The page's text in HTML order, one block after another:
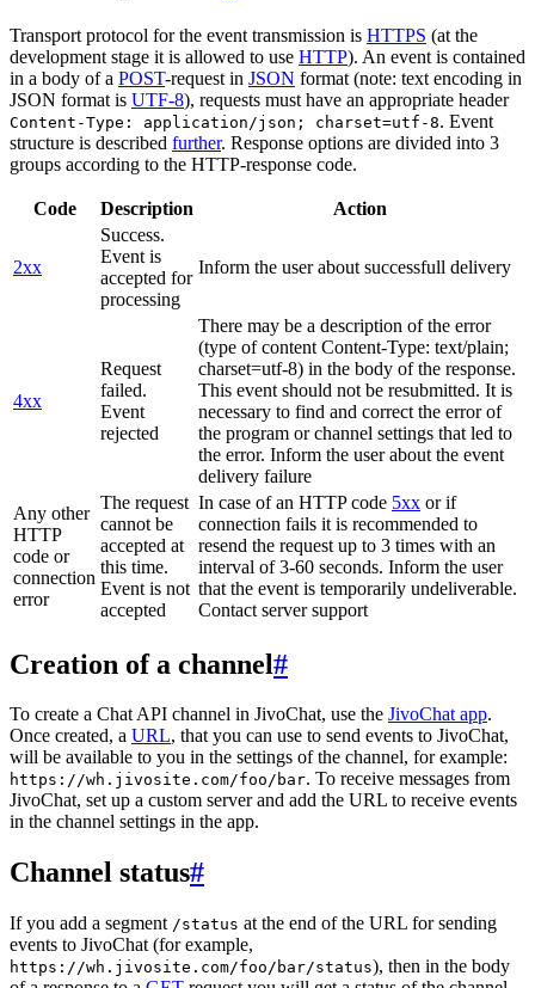
Transport protocol for the event transmission is HTTPS (at the
development stage it is allowed to use HTTP). An event is contained
in a body of a POST-request in JSON format (note: text encoding in
JSON format is UTF-8), requests must have an appropriate header
Content-Type: application/json; charset=utf-8. Event
structure is described further. Response options are divided into 3
groups according to the HTTP-response code.
Code Description Action
2xx
Success.
Event is
accepted for
processing
Inform the user about successfull delivery
4xx
Request
failed.
Event
rejected
There may be a description of the error
(type of content Content-Type: text/plain;
charset=utf-8) in the body of the response.
This event should not be resubmitted. It is
necessary to find and correct the error of
the program or channel settings that led to
the error. Inform the user about the event
delivery failure
Any other
HTTP
code or
connection
error
The request
cannot be
accepted at
this time.
Event is not
accepted
In case of an HTTP code 5xx or if
connection fails it is recommended to
resend the request up to 3 times with an
interval of 3-60 seconds. Inform the user
that the event is temporarily undeliverable.
Contact server support
Creation of a channel#
To create a Chat API channel in JivoChat, use the JivoChat app.
Once created, a URL, that you can use to send events to JivoChat,
will be available to you in the settings of the channel, for example:
https://wh.jivosite.com/foo/bar. To receive messages from
JivoChat, set up a custom server and add the URL to receive events
in the channel settings in the app.
Channel status#
If you add a segment /status at the end of the URL for sending
events to JivoChat (for example,
https://wh.jivosite.com/foo/bar/status), then in the body